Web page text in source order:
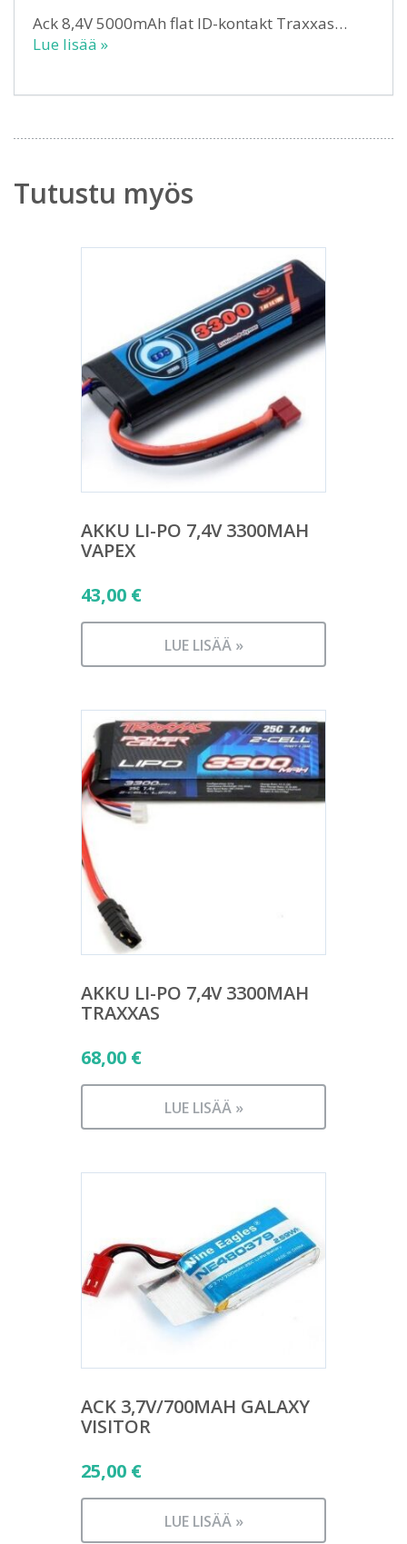
Ack 8,4V 5000mAh flat ID-kontakt Traxxas…
Lue lisää »
Tutustu myös
AKKU LI-PO 7,4V 3300MAH
VAPEX
43,00 €
LUE LISÄÄ »
AKKU LI-PO 7,4V 3300MAH
TRAXXAS
68,00 €
LUE LISÄÄ »
ACK 3,7V/700MAH GALAXY
VISITOR
25,00 €
LUE LISÄÄ »